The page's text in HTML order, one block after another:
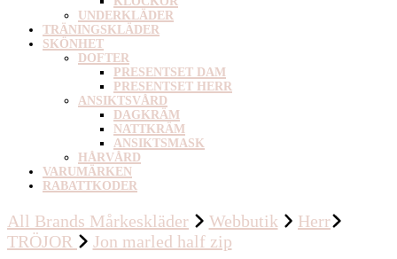
UNDERKLÄDER
TRÄNINGSKLÄDER
SKÖNHET
DOFTER
PRESENTSET DAM
PRESENTSET HERR
ANSIKTSVÅRD
DAGKRÄM
NATTKRÄM
ANSIKTSMASK
HÅRVÅRD
VARUMÄRKEN
RABATTKODER
All Brands Mårkeskläder Webbutik
Herr
TRÖJOR
Jon marled half zip